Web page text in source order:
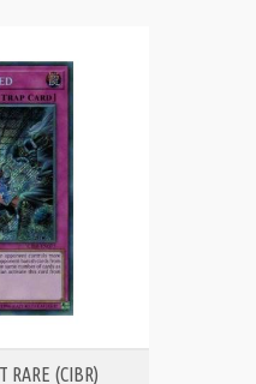
RARE (CIBR)